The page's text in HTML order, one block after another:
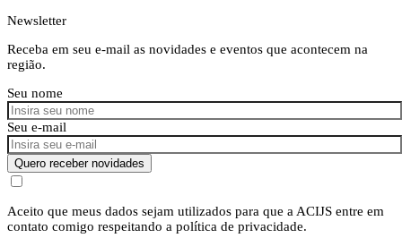
Newsletter
Receba em seu e-mail as novidades e eventos que acontecem na
região.
Seu nome
Seu e-mail
Quero receber novidades
Aceito que meus dados sejam utilizados para que a ACIJS entre em
contato comigo respeitando a política de privacidade.